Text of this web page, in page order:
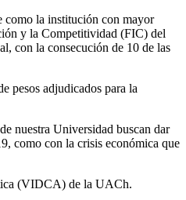
como la institución con mayor
y la Competitividad (FIC) del
con la consecución de 10 de las
pesos adjudicados para la
nuestra Universidad buscan dar
como con la crisis económica que
(VIDCA) de la UACh.